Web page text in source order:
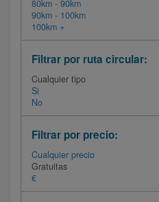
80km - 90km
90km - 100km
100km +
Filtrar por ruta circular:
Cualquier tipo
Si
No
Filtrar por precio:
Cualquier precio
Gratuitas
€